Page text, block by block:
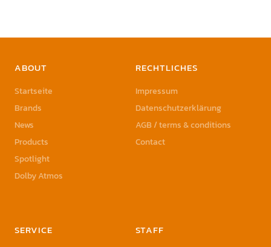
ABOUT
Startseite
Brands
News
Products
Spotlight
Dolby Atmos
RECHTLICHES
Impressum
Datenschutzerklärung
AGB / terms & conditions
Contact
SERVICE STAFF